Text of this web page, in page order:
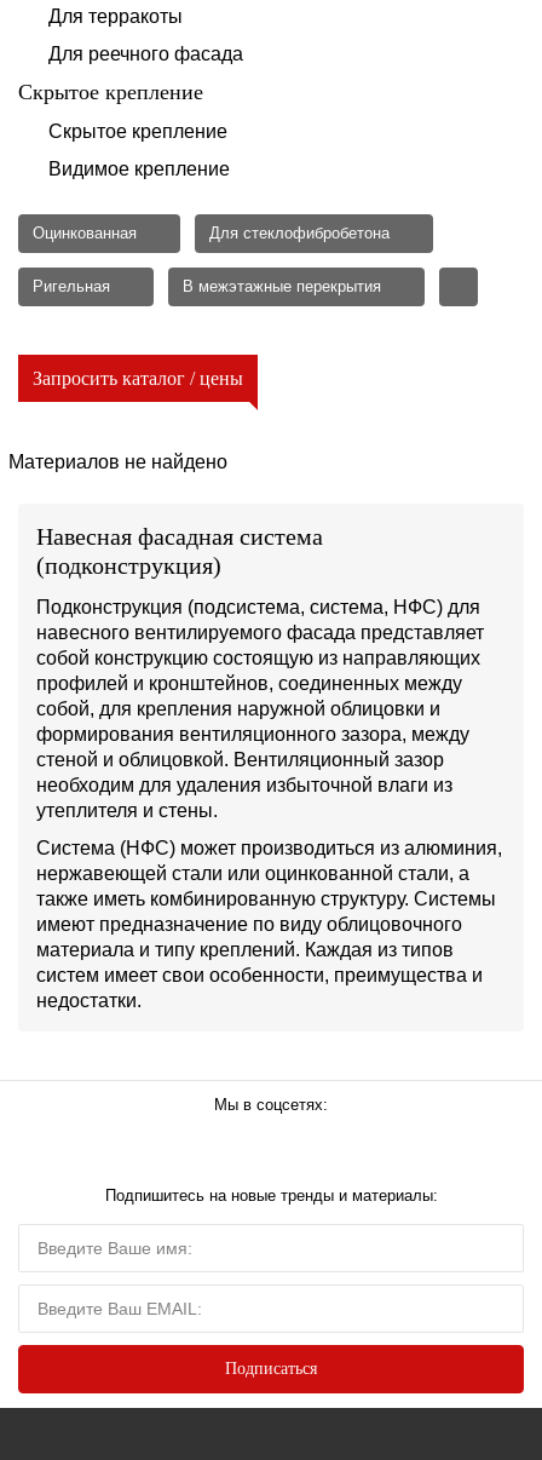
Для терракоты
Для реечного фасада
Скрытое крепление
Скрытое крепление
Видимое крепление
Оцинкованная Для стеклофибробетона
Ригельная В межэтажные перекрытия
Запросить каталог / цены
Материалов не найдено
Навесная фасадная система
(подконструкция)
Подконструкция (подсистема, система, НФС) для
навесного вентилируемого фасада представляет
собой конструкцию состоящую из направляющих
профилей и кронштейнов, соединенных между
собой, для крепления наружной облицовки и
формирования вентиляционного зазора, между
стеной и облицовкой. Вентиляционный зазор
необходим для удаления избыточной влаги из
утеплителя и стены.
Система (НФС) может производиться из алюминия,
нержавеющей стали или оцинкованной стали, а
также иметь комбинированную структуру. Системы
имеют предназначение по виду облицовочного
материала и типу креплений. Каждая из типов
систем имеет свои особенности, преимущества и
недостатки.
Мы в соцсетях:
Подпишитесь на новые тренды и материалы: